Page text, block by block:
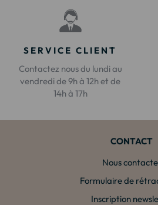
SERVICE CLIENT
Contactez nous du lundi au
vendredi de 9h à 12h et de
14h à 17h
CONTACT
Nous
Formulaire de
Inscription